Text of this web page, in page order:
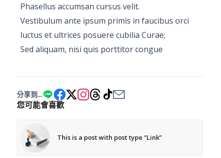
Phasellus accumsan cursus velit.
Vestibulum ante ipsum primis in faucibus orci
luctus et ultrices posuere cubilia Curae;
Sed aliquam, nisi quis porttitor congue
分享到...
您可能會喜歡
This is a post with post type “Link”